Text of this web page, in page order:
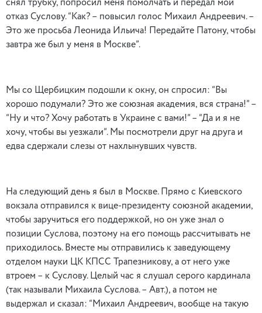
снял трубку, попросил меня помолчать и передал мой
отказ Суслову. “Как? – повысил голос Михаил Андреевич. –
Это же просьба Леонида Ильича! Передайте Патону, чтобы
завтра же был у меня в Москве”.
Мы со Щербицким подошли к окну, он спросил: “Вы
хорошо подумали? Это же союзная академия, вся страна!” –
“Ну и что? Хочу работать в Украине с вами!” – “Да и я не
хочу, чтобы вы уезжали”. Мы посмотрели друг на друга и
едва сдержали слезы от нахлынувших чувств.
На следующий день я был в Москве. Прямо с Киевского
вокзала отправился к вице-президенту союзной академии,
чтобы заручиться его поддержкой, но он уже знал о
позиции Суслова, поэтому на его помощь рассчитывать не
приходилось. Вместе мы отправились к заведующему
отделом науки ЦК КПСС Трапезникову, а от него уже
втроем – к Суслову. Целый час я слушал серого кардинала
(так называли Михаила Суслова. – Авт.), а потом не
выдержал и сказал: “Михаил Андреевич, вообще на такую